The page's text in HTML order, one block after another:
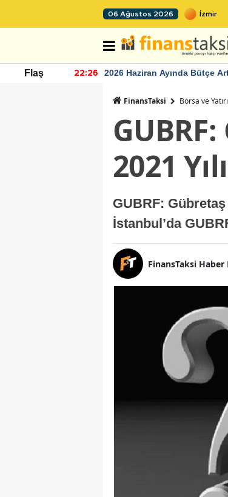
06 Ağustos 2026
Flaş 22:26
2026 Haziran Ayında Bütçe
FinansTaksi Borsa ve
2021
GUBRF: Gübretaş
İstanbul’da
FinansTaksi